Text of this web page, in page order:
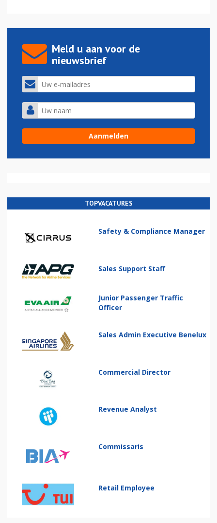
Meld u aan voor de
nieuwsbrief
TOPVACATURES
Safety & Compliance Manager
Sales Support Staff
Junior Passenger Traffic
Officer
Sales Admin Executive Benelux
Commercial Director
Revenue Analyst
Commissaris
Retail Employee